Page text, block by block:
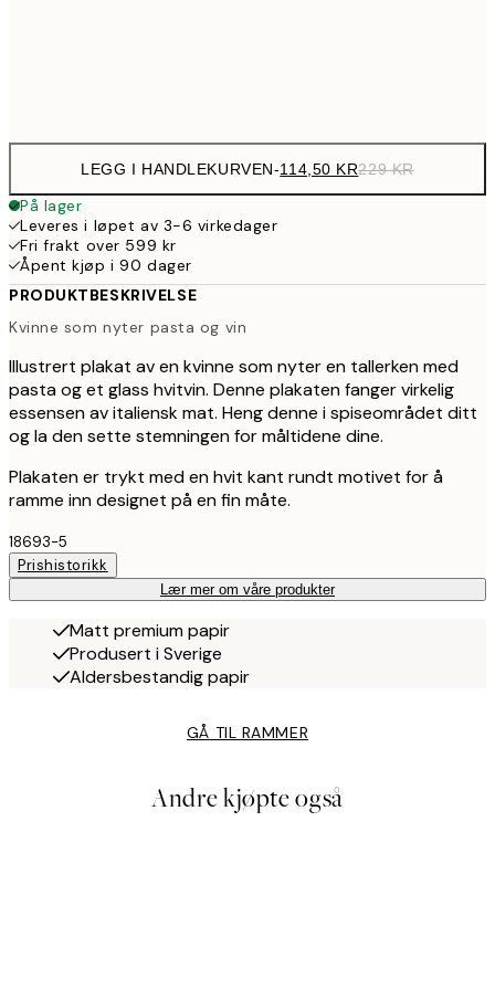
LEGG I HANDLEKURVEN-114,50 KR229 KR
På lager
Leveres i løpet av 3-6 virkedager
Fri frakt over 599 kr
Åpent kjøp i 90 dager
PRODUKTBESKRIVELSE
Kvinne som nyter pasta og vin
Illustrert plakat av en kvinne som nyter en tallerken med
pasta og et glass hvitvin. Denne plakaten fanger virkelig
essensen av italiensk mat. Heng denne i spiseområdet ditt
og la den sette stemningen for måltidene dine.
Plakaten er trykt med en hvit kant rundt motivet for å
ramme inn designet på en fin måte.
18693-5
Prishistorikk
Lær mer om våre produkter
Matt premium papir
Produsert i Sverige
Aldersbestandig papir
GÅ TIL RAMMER
Andre kjøpte også